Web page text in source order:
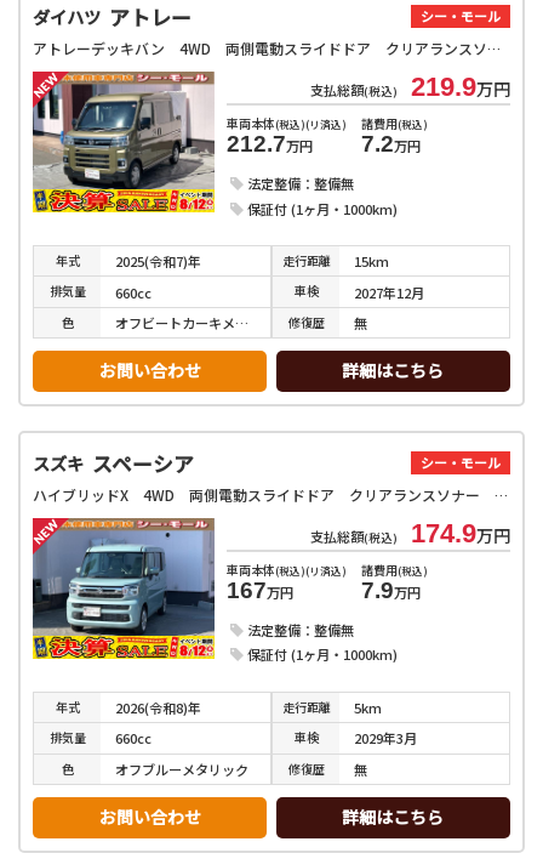
ダイハツ アトレー シー・モール
アトレーデッキバン 4WD 両側電動スライドドア クリアランスソナー オートクルーズコントロール 衝突被害軽減システム オートライト LEDヘッドランプ スマートキー アイドリングストップ 電動格納ミラー CVT
支払総額(税込) 219.9万円
車両本体(税込)(リ済込)
212.7万円
諸費用(税込)
7.2万円
法定整備：整備無
保証付 (1ヶ月・1000km)
年式 2025(令和7)年 走行距離 15km
排気量 660cc 車検 2027年12月
色 オフビートカーキメタリック 修復歴 無
お問い合わせ 詳細はこちら
スズキ スペーシア シー・モール
ハイブリッドX 4WD 両側電動スライドドア クリアランスソナー 衝突被害軽減システム オートライト LEDヘッドランプ スマートキー アイドリングストップ 電動格納ミラー シートヒーター ベンチシート CVT
支払総額(税込) 174.9万円
車両本体(税込)(リ済込)
167万円
諸費用(税込)
7.9万円
法定整備：整備無
保証付 (1ヶ月・1000km)
年式 2026(令和8)年 走行距離 5km
排気量 660cc 車検 2029年3月
色 オフブルーメタリック 修復歴 無
お問い合わせ 詳細はこちら